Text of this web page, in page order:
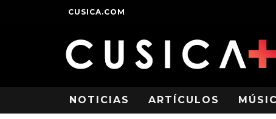
CUSICA.COM
NOTICIAS ARTÍCULOS